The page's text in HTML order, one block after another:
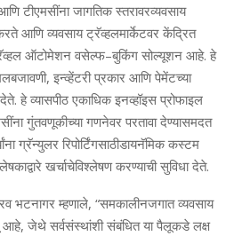
टीएमसींना जागतिक स्तरावरव्यवसाय
आणि व्यवसाय ट्रॅव्हलमार्केटवर केंद्रित
ऑटोमेशन वसेल्फ–बुकिंग सोल्यूशन आहे. हे
, इन्व्हेंटरी प्रकार आणि पेमेंटच्या
देते. हे व्यासपीठ एकाधिक इनव्हॉइस प्रोफाइल
गुंतवणूकीच्या गणनेवर परतावा देण्यासमदत
ग्रॅन्युलर रिपोर्टिंगसाठीडायनॅमिक कस्टम
खर्चाचेविश्लेषण करण्याची सुविधा देते.
भटनागर म्‍हणाले, “समकालीनजगात व्यवसाय
आहे, जेथे सर्वसंस्थांशी संबंधित या पैलूकडे लक्ष